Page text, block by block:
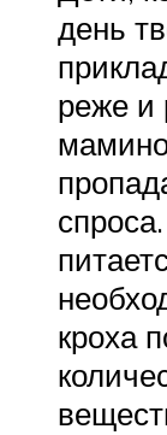
день
реже и
кроха